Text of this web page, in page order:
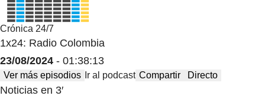
Crónica 24/7
1x24: Radio Colombia
23/08/2024 - 01:38:13
Ver más episodios Ir al podcast Compartir Directo
Noticias en 3′